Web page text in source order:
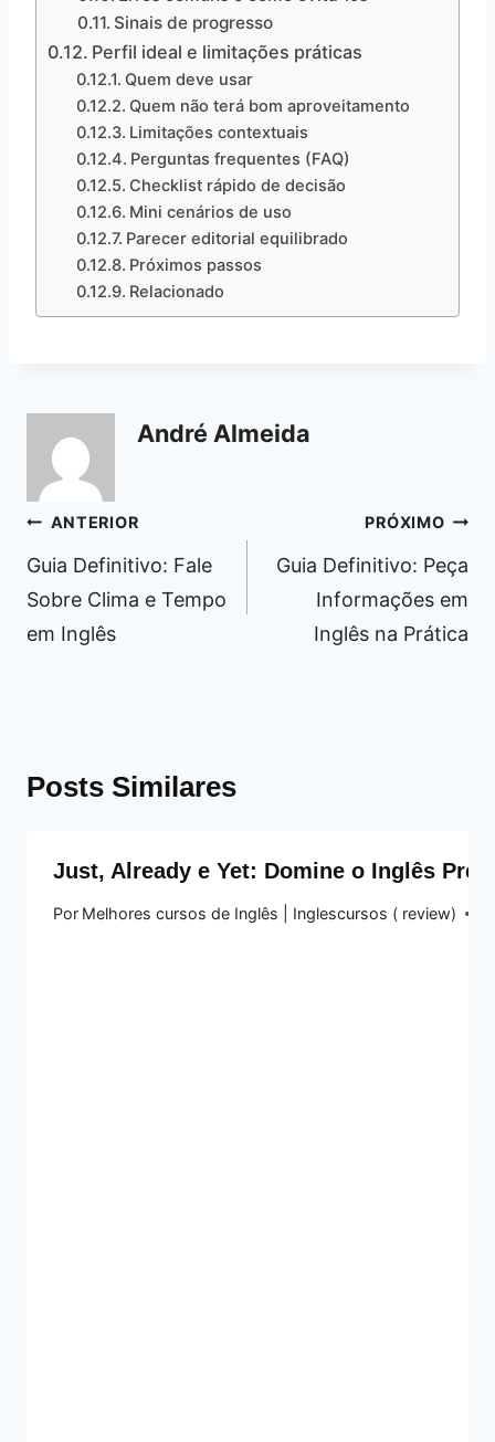
Sinais de progresso
Perfil ideal e limitações práticas
Quem deve usar
Quem não terá bom aproveitamento
Limitações contextuais
Perguntas frequentes (FAQ)
Checklist rápido de decisão
Mini cenários de uso
Parecer editorial equilibrado
Próximos passos
Relacionado
André Almeida
Navegação
de
Post
ANTERIOR
Guia Definitivo: Fale
Sobre Clima e Tempo
em Inglês
PRÓXIMO
Guia Definitivo: Peça
Informações em
Inglês na Prática
Posts Similares
Just, Already e Yet: Domine o Inglês
Por Melhores cursos de Inglês | Inglescursos ( review)